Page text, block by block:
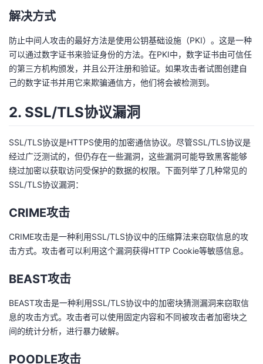
子
直
播
的
活
动
我
的
关
课
程
的
认
证
我
的
实
我
的
术
支
持
云
声
建
解决方式
防止中间人攻击的最好方法是使用公钥基础设施（PKI）。这是一种
可以通过数字证书来验证身份的方法。在PKI中，数字证书由可信任
的第三方机构颁发，并且公开注册和验证。如果攻击者试图创建自
己的数字证书并用它来欺骗通信方，他们将会被检测到。
2. SSL/TLS协议漏洞
SSL/TLS协议是HTTPS使用的加密通信协议。尽管SSL/TLS协议是
经过广泛测试的，但仍存在一些漏洞，这些漏洞可能导致黑客能够
绕过加密以获取访问受保护的数据的权限。下面列举了几种常见的
SSL/TLS协议漏洞：
CRIME攻击
CRIME攻击是一种利用SSL/TLS协议中的压缩算法来窃取信息的攻
击方式。攻击者可以利用这个漏洞获得HTTP Cookie等敏感信息。
BEAST攻击
BEAST攻击是一种利用SSL/TLS协议中的加密块猜测漏洞来窃取信
息的攻击方式。攻击者可以使用固定内容和不同被攻击者加密块之
间的统计分析，进行暴力破解。
POODLE攻击